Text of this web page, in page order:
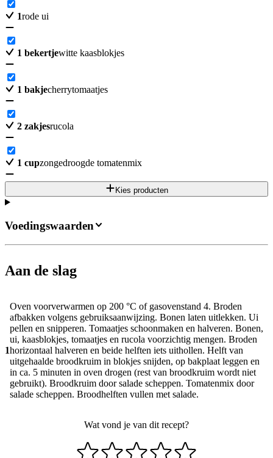
1rode ui
1 bekertjewitte kaasblokjes
1 bakjecherrytomaatjes
2 zakjesrucola
1 cupzongedroogde tomatenmix
Kies producten
Aan de slag
1
Oven voorverwarmen op 200 °C of gasovenstand 4. Broden
afbakken volgens gebruiksaanwijzing. Bonen laten uitlekken. Ui
pellen en snipperen. Tomaatjes schoonmaken en halveren. Bonen,
ui, kaasblokjes, tomaatjes en rucola voorzichtig mengen. Broden
horizontaal halveren en beide helften iets uithollen. Helft van
uitgehaalde broodkruim in blokjes snijden, op bakplaat leggen en
in ca. 5 minuten in oven drogen (rest van broodkruim wordt niet
gebruikt). Broodkruim door salade scheppen. Tomatenmix door
salade scheppen. Broodhelften vullen met salade.
Wat vond je van dit recept?
Voedingswaarden